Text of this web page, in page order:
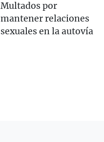
Multados por
mantener relaciones
sexuales en la autovía